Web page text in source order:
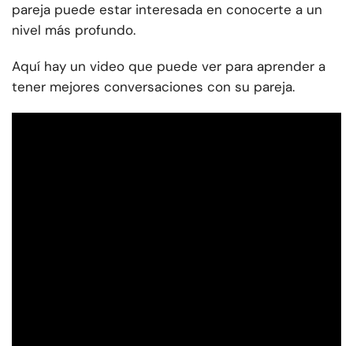
pareja puede estar interesada en conocerte a un
nivel más profundo.
Aquí hay un video que puede ver para aprender a
tener mejores conversaciones con su pareja.